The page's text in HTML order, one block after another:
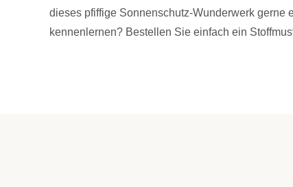
dieses pfiffige Sonnenschutz-Wunderwerk gerne
kennenlernen? Bestellen Sie einfach ein